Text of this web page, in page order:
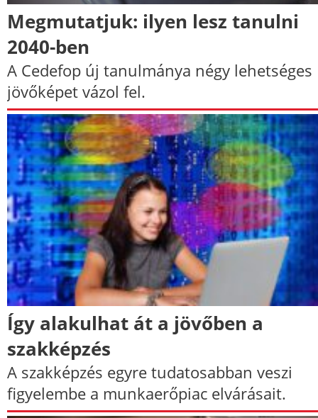
Megmutatjuk: ilyen lesz tanulni
2040-ben
A Cedefop új tanulmánya négy lehetséges
jövőképet vázol fel.
Így alakulhat át a jövőben a
szakképzés
A szakképzés egyre tudatosabban veszi
figyelembe a munkaerőpiac elvárásait.